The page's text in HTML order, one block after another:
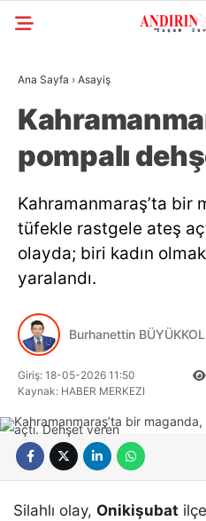
KAHRAMANMARAŞ
SIYASET
EKONOMI
YAYINLAR
SPOR
RESMI İLANLAR
SANAT EDEBIYAT
HABER ARŞIVI
Ana Sayfa › Asayiş
pompalı
Kahramanmaraş’ta bir
tüfekle rastgele ateş
olayda; biri kadın
yaralandı.
Burhanettin BÜYÜKKOL
Giriş: 18-05-2026 11:50
Kaynak: HABER MERKEZI
Silahlı olay, Onikişubat